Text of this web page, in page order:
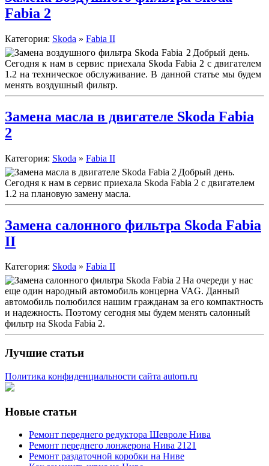
Fabia 2
Категория: Skoda » Fabia II
Добрый день.
Сегодня к нам в сервис приехала Skoda Fabia 2 с двигателем
1.2 на техническое обслуживание. В данной статье мы будем
менять воздушный фильтр.
Замена масла в двигателе Skoda Fabia
2
Категория: Skoda » Fabia II
Добрый день.
Сегодня к нам в сервис приехала Skoda Fabia 2 с двигателем
1.2 на плановую замену масла.
Замена салонного фильтра Skoda Fabia
II
Категория: Skoda » Fabia II
На очереди у нас
еще один народный автомобиль концерна VAG. Данный
автомобиль полюбился нашим гражданам за его компактность
и надежность. Поэтому сегодня мы будем менять салонный
фильтр на Skoda Fabia 2.
Лучшие статьи
Политика конфиденциальности сайта autorn.ru
Новые статьи
Ремонт переднего редуктора Шевроле Нива
Ремонт переднего лонжерона Нива 2121
Ремонт раздаточной коробки на Ниве